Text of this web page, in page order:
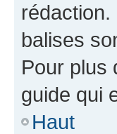
rédaction.
balises
Pour plus
guide qui
Haut